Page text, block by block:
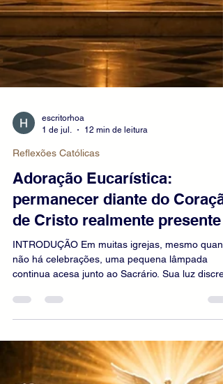
escritorhoa
1 de jul.
12 min de leitura
Reflexões Católicas
Adoração Eucarística:
permanecer diante do
de Cristo realmente presente
não há celebrações, uma pequena lâmpada
continua acesa junto ao Sacrário. Sua luz
anuncia um mistério imenso: Jesus Cristo